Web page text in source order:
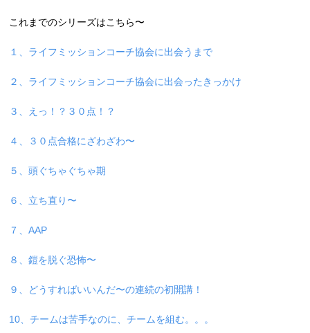
これまでのシリーズはこちら〜
１、ライフミッションコーチ協会に出会うまで
２、ライフミッションコーチ協会に出会ったきっかけ
３、えっ！？３０点！？
４、３０点合格にざわざわ〜
５、頭ぐちゃぐちゃ期
６、立ち直り〜
７、AAP
８、鎧を脱ぐ恐怖〜
９、どうすればいいんだ〜の連続の初開講！
10、チームは苦手なのに、チームを組む。。。